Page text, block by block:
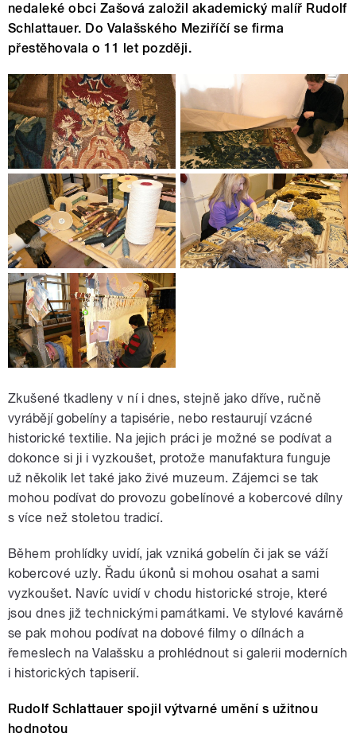
nedaleké obci Zašová založil akademický malíř Rudolf
Schlattauer. Do Valašského Meziříčí se firma
přestěhovala o 11 let později.
Zkušené tkadleny v ní i dnes, stejně jako dříve, ručně
vyrábějí gobelíny a tapisérie, nebo restaurují vzácné
historické textilie. Na jejich práci je možné se podívat a
dokonce si ji i vyzkoušet, protože manufaktura funguje
už několik let také jako živé muzeum. Zájemci se tak
mohou podívat do provozu gobelínové a kobercové dílny
s více než stoletou tradicí.
Během prohlídky uvidí, jak vzniká gobelín či jak se váží
kobercové uzly. Řadu úkonů si mohou osahat a sami
vyzkoušet. Navíc uvidí v chodu historické stroje, které
jsou dnes již technickými památkami. Ve stylové kavárně
se pak mohou podívat na dobové filmy o dílnách a
řemeslech na Valašsku a prohlédnout si galerii moderních
i historických tapiserií.
Rudolf Schlattauer spojil výtvarné umění s užitnou
hodnotou